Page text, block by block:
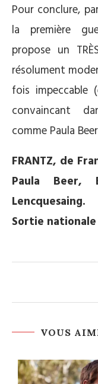
Pour conclure,
la première
propose un
résolument
fois impeccable
convaincant
comme Paula
FRANTZ, de
Paula Beer,
Lencquesaing.
Sortie
VOUS